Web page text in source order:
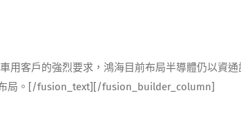
用客戶的強烈要求，鴻海目前布局半導體仍以資通
布局。[/fusion_text][/fusion_builder_column]